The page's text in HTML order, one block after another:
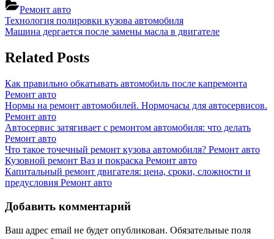
Ремонт авто
Навигация
по
записям
Previous
Post:
Технология полировки кузова автомобиля
Next
Машина дергается после замены масла в двигателе
Related Posts
Как правильно обкатывать автомобиль после капремонта
Ремонт авто
Нормы на ремонт автомобилей. Нормочасы для автосервисов.
Ремонт авто
Автосервис затягивает с ремонтом автомобиля: что делать
Ремонт авто
Что такое точечный ремонт кузова автомобиля? Ремонт авто
Кузовной ремонт Ваз и покраска Ремонт авто
Капитальный ремонт двигателя: цена, сроки, сложности и
предусловия Ремонт авто
Добавить комментарий
Ваш адрес email не будет опубликован. Обязательные поля